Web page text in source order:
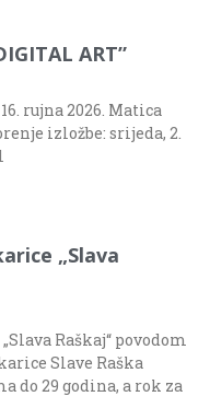
ART”
rujna 2026. Matica
izložbe: srijeda, 2.
„Slava
Raškaj“ povodom
Slave Raška
do 29 godina, a rok za